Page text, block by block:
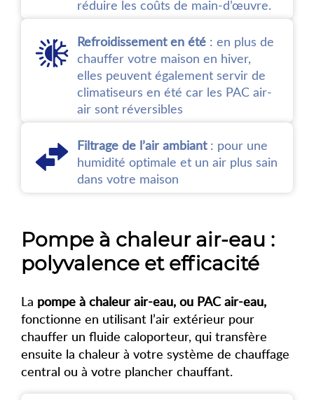
réduire les coûts de main-d’œuvre.
Refroidissement en été : en plus de
chauffer votre maison en hiver,
elles peuvent également servir de
climatiseurs en été car les PAC air-
air sont réversibles
Filtrage de l’air ambiant: pour une
humidité optimale et un air plus sain
dans votre maison
Pompe à chaleur air-eau :
polyvalence et efficacité
La pompe à chaleur air-eau, ou PAC air-eau,
fonctionne en utilisant l’air extérieur pour
chauffer un fluide caloporteur, qui transfère
ensuite la chaleur à votre système de chauffage
central ou à votre plancher chauffant.